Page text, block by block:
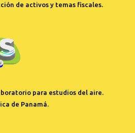
de activos y temas fiscales.
para estudios del aire.
de Panamá.